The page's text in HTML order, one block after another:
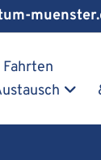
Fahrten